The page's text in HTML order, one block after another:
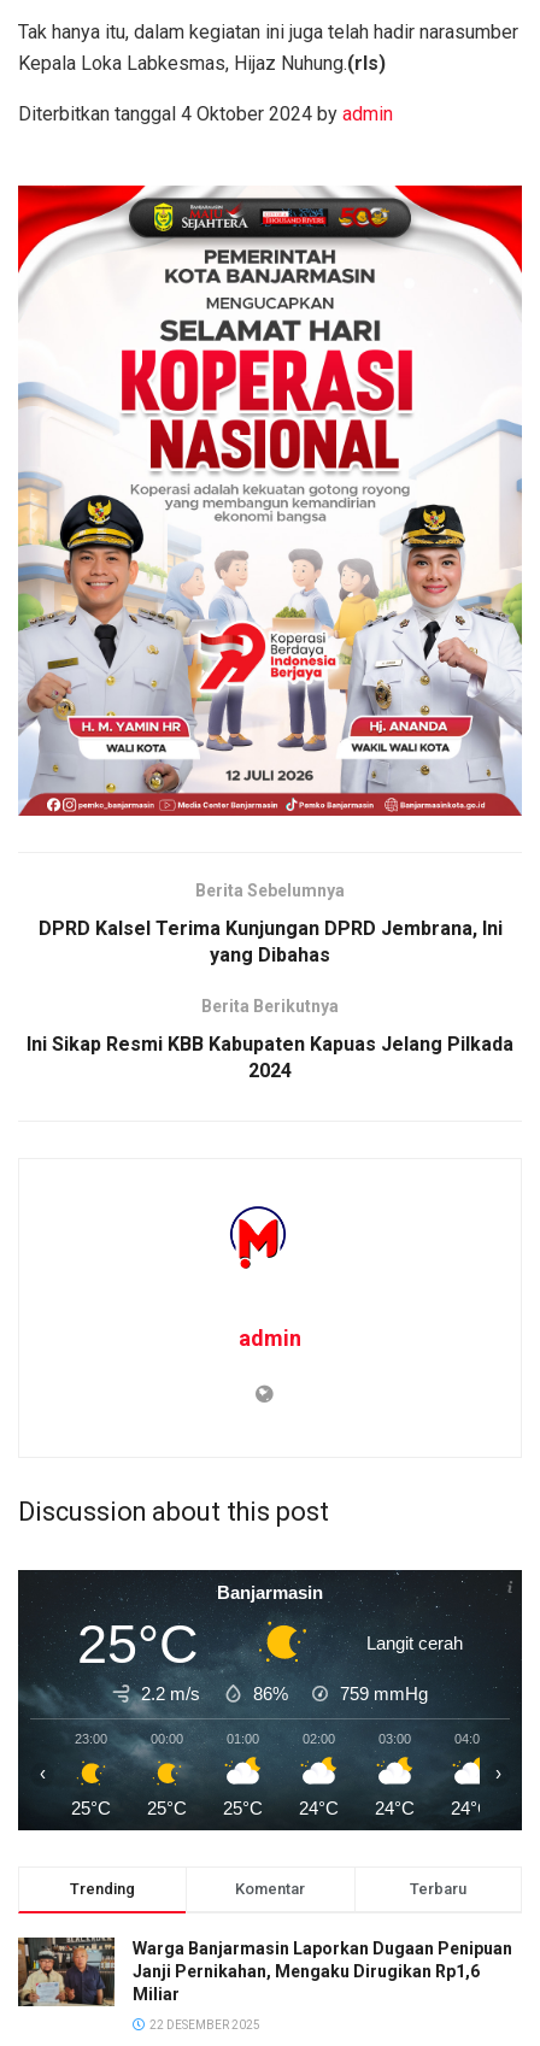
Tak hanya itu, dalam kegiatan ini juga telah hadir narasumber
Kepala Loka Labkesmas, Hijaz Nuhung.(rls)
Diterbitkan tanggal 4 Oktober 2024 by admin
Berita Sebelumnya
DPRD Kalsel Terima Kunjungan DPRD Jembrana, Ini
yang Dibahas
Berita Berikutnya
Ini Sikap Resmi KBB Kabupaten Kapuas Jelang Pilkada
2024
admin
Discussion about this post
Banjarmasin
25°C Langit cerah
2.2 m/s 86% 759 mmHg
23:00
25°C
00:00
25°C
01:00
25°C
02:00
24°C
03:00
24°C
04:00
24°C
‹ ›
Trending Komentar Terbaru
Warga Banjarmasin Laporkan Dugaan Penipuan
Janji Pernikahan, Mengaku Dirugikan Rp1,6
Miliar
22 DESEMBER 2025